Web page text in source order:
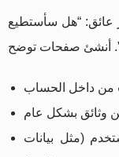
عائق: “هل سأستطيع
(مثل بيانات